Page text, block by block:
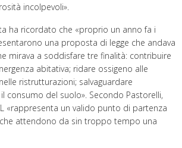
incolpevoli».
ha ricordato che «proprio un anno fa i
una proposta di legge che andava
mirava a soddisfare tre finalità: contribuire
abitativa; ridare ossigeno alle
ristrutturazioni; salvaguardare
consumo del suolo». Secondo Pastorelli,
«rappresenta un valido punto di partenza
attendono da sin troppo tempo una